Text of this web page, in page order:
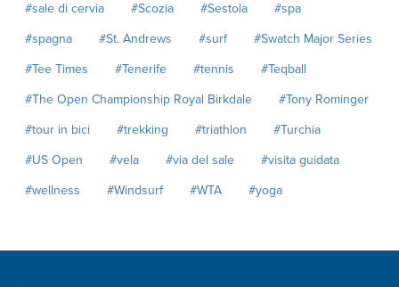
#sale di cervia
#Scozia #Sestola
#spa
#spagna
#St. Andrews #surf
#Swatch Major Series
#Tee Times
#Tenerife #tennis
#Teqball
#The Open Championship Royal Birkdale
#Tony Rominger
#tour in bici
#trekking #triathlon
#Turchia
#US Open
#vela #via del sale
#visita guidata
#wellness
#Windsurf #WTA #yoga